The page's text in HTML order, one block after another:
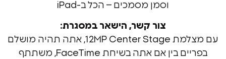
וסמן מסמכים – הכל ב-iPad
צור קשר, הישאר במסגרת:
עם מצלמת 12MP Center Stage, אתה תהיה מושלם
בפריים בין אם אתה בשיחת FaceTime, משתתף